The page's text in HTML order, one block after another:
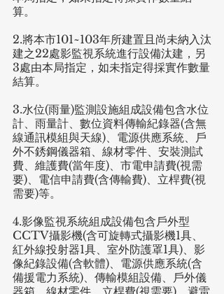
算。
2.將本市101~103年所建置且尚未納入汰
建之22處影監視系統進行設備汰建，另
3處由本局指定，如未指定得採實作數量
結算。
3.水位(雨量)監測設施組成設備包含水位
計、雨量計、數位資料傳輸紀錄器(含無
線通訊模組與天線)、電源供應系統、戶
外不銹鋼儀器箱、線材零件、安裝測試
費、維護費(當年度)、市電申請費(視需
要)、電信申請費(含傳輸費)、立桿費(視
需要)等。
4.影像監視系統組成設備包含戶外型
CCTV攝影機(含可旋轉式攝影機1具、
紅外線投射器1具、室外防護罩1具)、影
像紀錄設備(含軟體)、電源供應系統(含
備援電力系統)、傳輸模組設備、戶外儀
器箱、線材零件、立桿費(視需要)、避雷